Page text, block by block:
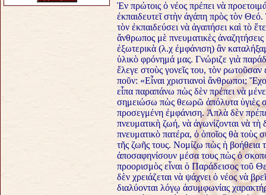
Ἐν πρώτοις ὁ νέος πρέπει νὰ
ἐκπαιδευτεῖ στὴν ἀγάπη πρὸς τὸν
τὸν ἐκπαιδεύσει νὰ ἀγαπήσει καὶ τὸ
ἄνθρωπος μὲ πνευματικὲς
ἐξωτερικὰ (λ.χ ἐμφάνιση) ἂν
ὑλικὸ φρόνημά μας. Γνώριζε γιὰ
ἔλεγε στοὺς γονεῖς του, τὸν
ποῦν: «Εἶναι χριστιανοὶ ἄνθρωποι;
εἶπα παραπάνω πὼς δὲν πρέπει νὰ
σημειώσω πὼς θεωρῶ ἀπόλυτα ὑγιὲς
προσεγμένη ἐμφάνιση. Ἁπλὰ δὲν
πνευματικὴ ζωή, νὰ ἀγωνίζονται νὰ τὴ
πνευματικὸ πατέρα, ὁ ὁποῖος θὰ τοὺς
τῆς ζωῆς τους. Νομίζω πὼς ἡ βοήθεια
ἀποσαφηνίσουν μέσα τους πὼς ὁ
προορισμὸς εἶναι ὁ Παράδεισος τοῦ
δὲν χρειάζεται νὰ ψάχνει ὁ νέος νὰ
διαλύονται λόγῳ ἀσυμφωνίας